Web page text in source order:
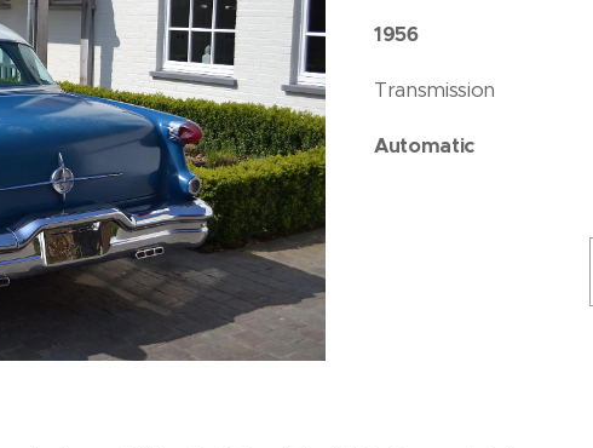
1956
Transmission
Automatic